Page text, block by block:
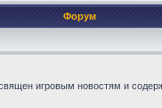
Форум
игровым новостям и